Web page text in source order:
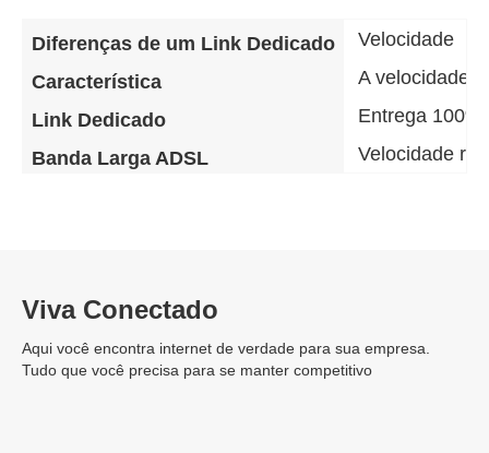
Diferenças de um Link Dedicado
Característica
Link Dedicado
Banda Larga ADSL
Velocidade
A velocidade
Entrega
Velocidade
Viva Conectado
Aqui você encontra internet de verdade para sua empresa.
Tudo que você precisa para se manter competitivo